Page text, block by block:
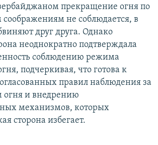
прекращение огня по
не соблюдается, в
друг друга. Однако
неоднократно подтверждала
соблюдению режима
подчеркивая, что готова к
правил наблюдения за
и внедрению
механизмов, которых
сторона избегает.